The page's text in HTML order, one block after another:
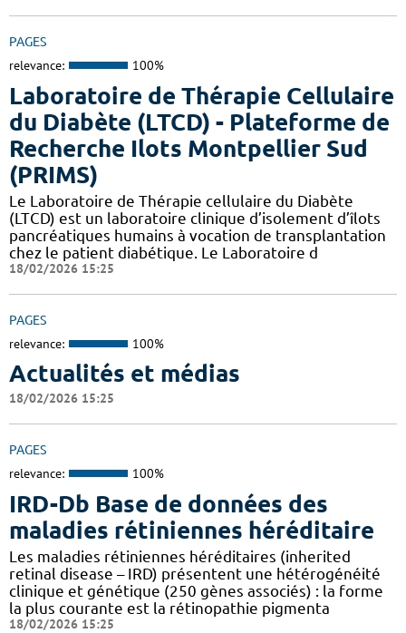
PAGES
relevance: 100%
Laboratoire de Thérapie Cellulaire
du Diabète (LTCD) - Plateforme de
Recherche Ilots Montpellier Sud
(PRIMS)
Le Laboratoire de Thérapie cellulaire du Diabète
(LTCD) est un laboratoire clinique d’isolement d’îlots
pancréatiques humains à vocation de transplantation
chez le patient diabétique. Le Laboratoire d
18/02/2026 15:25
PAGES
relevance: 100%
Actualités et médias
18/02/2026 15:25
PAGES
relevance: 100%
IRD-Db Base de données des
maladies rétiniennes héréditaire
Les maladies rétiniennes héréditaires (inherited
retinal disease – IRD) présentent une hétérogénéité
clinique et génétique (250 gènes associés) : la forme
la plus courante est la rétinopathie pigmenta
18/02/2026 15:25